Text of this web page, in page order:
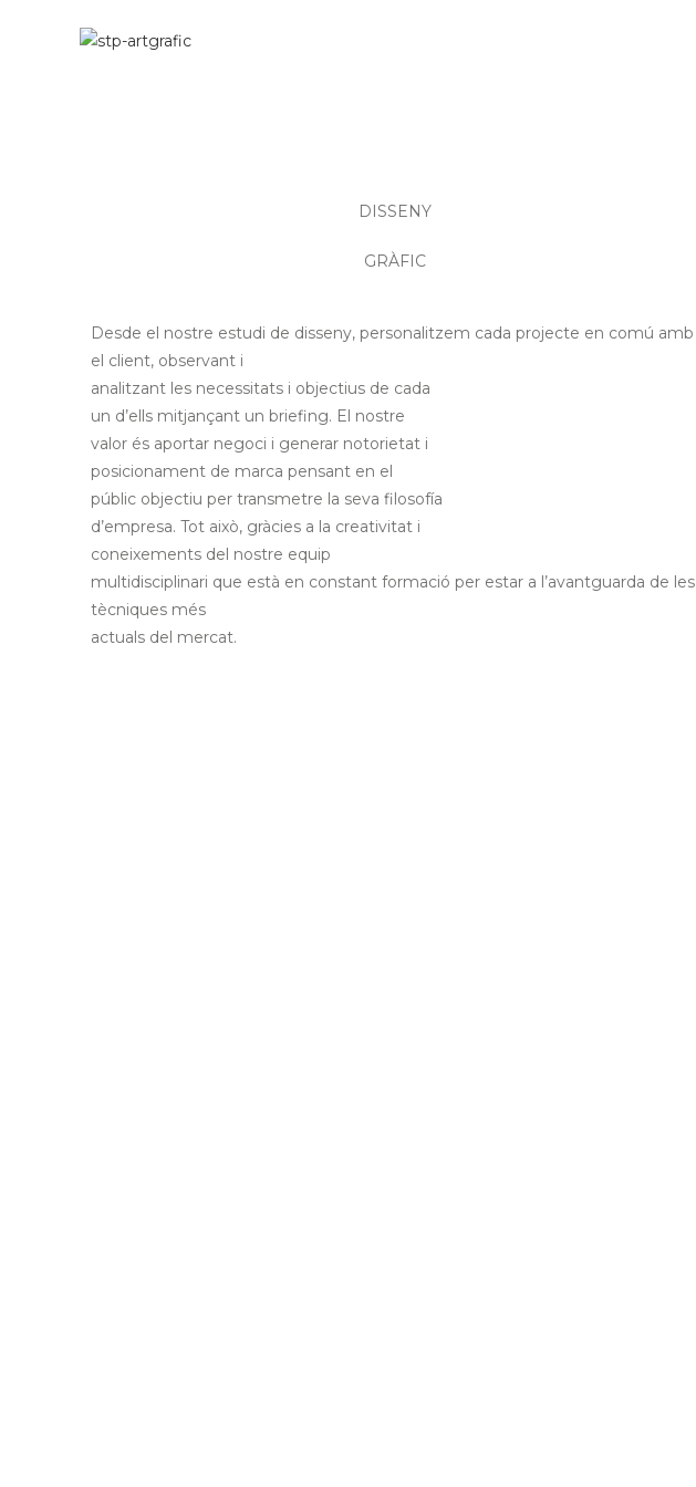
DISSENY
GRÀFIC
Desde el nostre estudi de disseny, personalitzem cada projecte en comú amb
el client, observant i
analitzant les necessitats i objectius de cada
un d’ells mitjançant un briefing. El nostre
valor és aportar negoci i generar notorietat i
posicionament de marca pensant en el
públic objectiu per transmetre la seva filosofía
d’empresa. Tot això, gràcies a la creativitat i
coneixements del nostre equip
multidisciplinari que està en constant formació per estar a l’avantguarda de les
tècniques més
actuals del mercat.